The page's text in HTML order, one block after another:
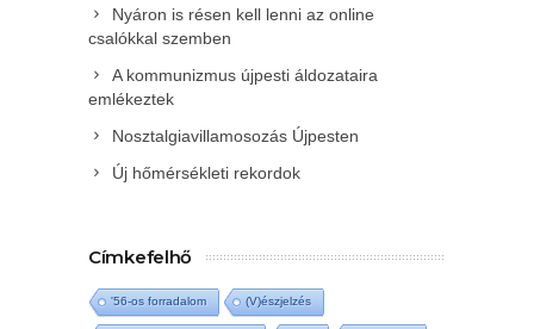
Nyáron is résen kell lenni az online
csalókkal szemben
A kommunizmus újpesti áldozataira
emlékeztek
Nosztalgiavillamosozás Újpesten
Új hőmérsékleti rekordok
Címkefelhő
'56-os forradalom (V)észjelzés